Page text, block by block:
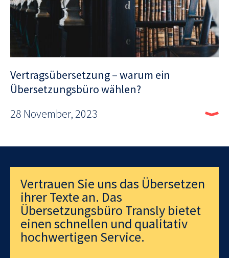
Vertragsübersetzung – warum ein
Übersetzungsbüro wählen?
28 November, 2023
Vertrauen Sie uns das Übersetzen
ihrer Texte an. Das
Übersetzungsbüro Transly bietet
einen schnellen und qualitativ
hochwertigen Service.